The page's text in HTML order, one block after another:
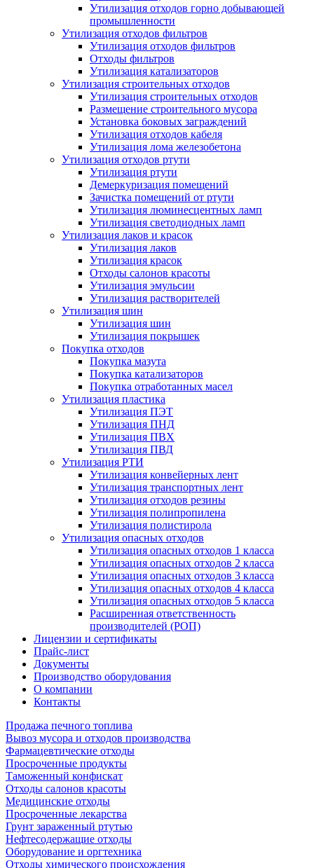
Утилизация отходов горно добывающей
промышленности
Утилизация отходов фильтров
Утилизация отходов фильтров
Отходы фильтров
Утилизация катализаторов
Утилизация строительных отходов
Утилизация строительных отходов
Размещение строительного мусора
Установка боковых заграждений
Утилизация отходов кабеля
Утилизация лома железобетона
Утилизация отходов ртути
Утилизация ртути
Демеркуризация помещений
Зачистка помещений от ртути
Утилизация люминесцентных ламп
Утилизация светодиодных ламп
Утилизация лаков и красок
Утилизация лаков
Утилизация красок
Отходы салонов красоты
Утилизация эмульсии
Утилизация растворителей
Утилизация шин
Утилизация шин
Утилизация покрышек
Покупка отходов
Покупка мазута
Покупка катализаторов
Покупка отработанных масел
Утилизация пластика
Утилизация ПЭТ
Утилизация ПНД
Утилизация ПВХ
Утилизация ПВД
Утилизация РТИ
Утилизация конвейерных лент
Утилизация транспортных лент
Утилизация отходов резины
Утилизация полипропилена
Утилизация полистирола
Утилизация опасных отходов
Утилизация опасных отходов 1 класса
Утилизация опасных отходов 2 класса
Утилизация опасных отходов 3 класса
Утилизация опасных отходов 4 класса
Утилизация опасных отходов 5 класса
Расширенная ответственность
производителей (РОП)
Лицензии и сертификаты
Прайс-лист
Документы
Производство оборудования
О компании
Контакты
Продажа печного топлива
Вывоз мусора и отходов производства
Фармацевтические отходы
Просроченные продукты
Таможенный конфискат
Отходы салонов красоты
Медицинские отходы
Просроченные лекарства
Грунт зараженный ртутью
Нефтесодержащие отходы
Оборудование и оргтехника
Отходы химического происхождения